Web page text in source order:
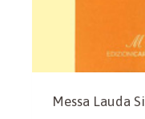
Messa Lauda